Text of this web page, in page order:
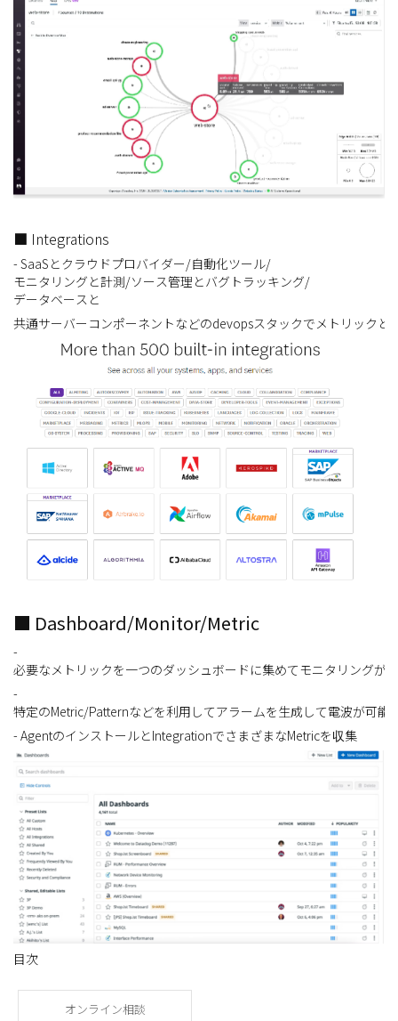
■ Integrations
- SaaSとクラウドプロバイダー/自動化ツール/
モニタリングと計測/ソース管理とバグトラッキング/
データベースと
共通サーバーコンポーネントなどのdevopsスタックでメトリックと
■ Dashboard/Monitor/Metric
-
必要なメトリックを一つのダッシュボードに集めてモニタリングが
-
特定のMetric/Patternなどを利用してアラームを生成して電波が可能
- AgentのインストールとIntegrationでさまざまなMetricを収集
目次
オンライン相談